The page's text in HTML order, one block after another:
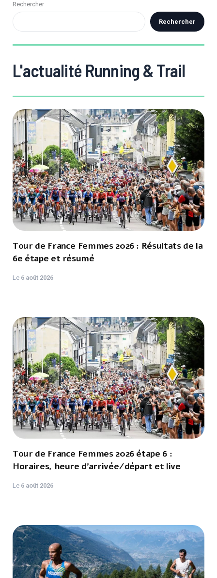
Rechercher
Rechercher
L'actualité Running & Trail
Tour de France Femmes 2026 : Résultats de la
6e étape et résumé
Le 6 août 2026
Tour de France Femmes 2026 étape 6 :
Horaires, heure d'arrivée/départ et live
Le 6 août 2026